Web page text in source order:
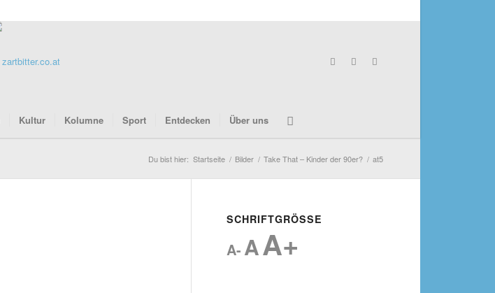
Kultur Kolumne Sport Entdecken Über uns
Du bist hier: Startseite / Bilder / Take That – Kinder der 90er? / at5
SCHRIFTGRÖSSE
A- AA+